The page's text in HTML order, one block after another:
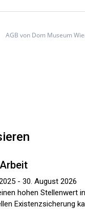
AGB von Dom Museum
- 30. August 2026
hohen Stellenwert
Existenzsicherung